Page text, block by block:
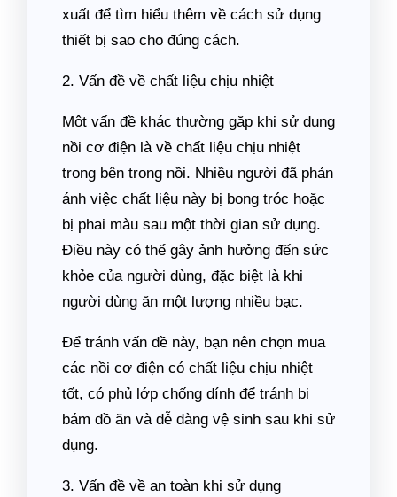
xuất để tìm hiểu thêm về cách sử dụng
thiết bị sao cho đúng cách.
2. Vấn đề về chất liệu chịu nhiệt
Một vấn đề khác thường gặp khi sử dụng
nồi cơ điện là về chất liệu chịu nhiệt
trong bên trong nồi. Nhiều người đã phản
ánh việc chất liệu này bị bong tróc hoặc
bị phai màu sau một thời gian sử dụng.
Điều này có thể gây ảnh hưởng đến sức
khỏe của người dùng, đặc biệt là khi
người dùng ăn một lượng nhiều bạc.
Để tránh vấn đề này, bạn nên chọn mua
các nồi cơ điện có chất liệu chịu nhiệt
tốt, có phủ lớp chống dính để tránh bị
bám đồ ăn và dễ dàng vệ sinh sau khi sử
dụng.
3. Vấn đề về an toàn khi sử dụng